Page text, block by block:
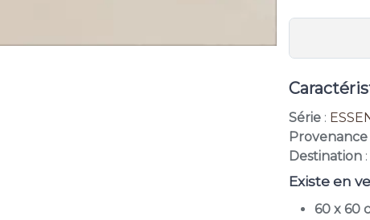
Série :
Provenance
Destination
Existe en
60 x 60